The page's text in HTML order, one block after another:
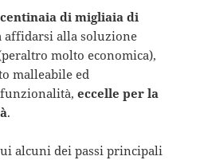
di migliaia di
affidarsi alla soluzione
molto economica),
malleabile ed
funzionalità,eccelle per la
.
alcuni dei passi principali